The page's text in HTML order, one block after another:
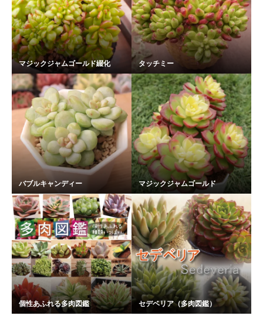
マジックジャムゴールド綴化 タッチミー
バブルキャンディー マジックジャムゴールド
個性あふれる多肉図鑑 セデベリア（多肉図鑑）